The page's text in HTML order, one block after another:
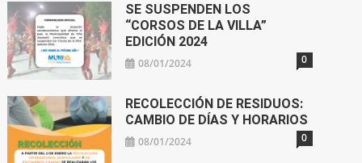
SE SUSPENDEN LOS
“CORSOS DE LA VILLA”
EDICIÓN 2024
08/01/2024 0
RECOLECCIÓN DE RESIDUOS:
CAMBIO DE DÍAS Y HORARIOS
08/01/2024 0